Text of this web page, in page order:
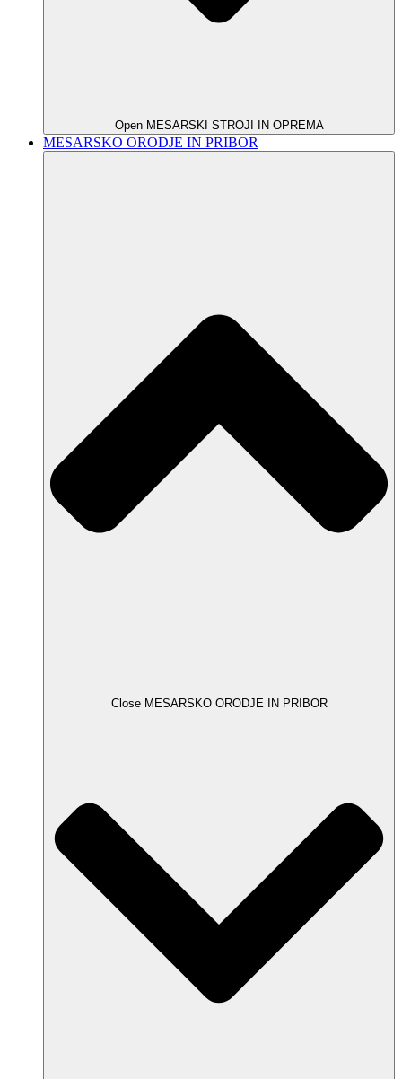
Open MESARSKI STROJI IN OPREMA
MESARSKO ORODJE IN PRIBOR
Close MESARSKO ORODJE IN PRIBOR